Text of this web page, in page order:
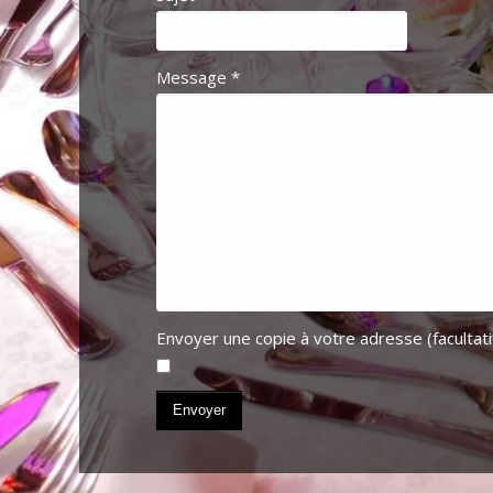
Message *
Envoyer une copie à votre adresse
Envoyer